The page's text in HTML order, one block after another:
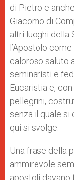
di Pietro e
Giacomo di
altri luoghi della
l’Apostolo
caloroso saluto
seminaristi e
Eucaristia e,
pellegrini,
senza il quale si
qui si svolge.
Una frase della
ammirevole
apostoli davano